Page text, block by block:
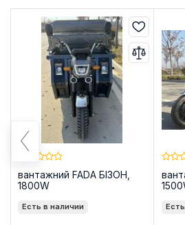
вантажний FADA БІЗОН,
1800W
Есть в наличии